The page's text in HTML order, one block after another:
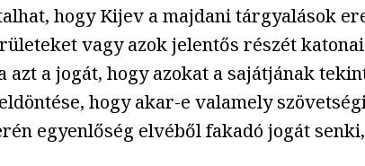
hogy Kijev a majdani tárgyalások
vagy azok jelentős részét
a jogát, hogy azokat a sajátjának
hogy akar-e valamely
egyenlőség elvéből fakadó jogát